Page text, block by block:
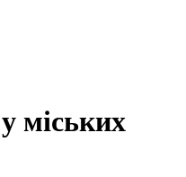
міських